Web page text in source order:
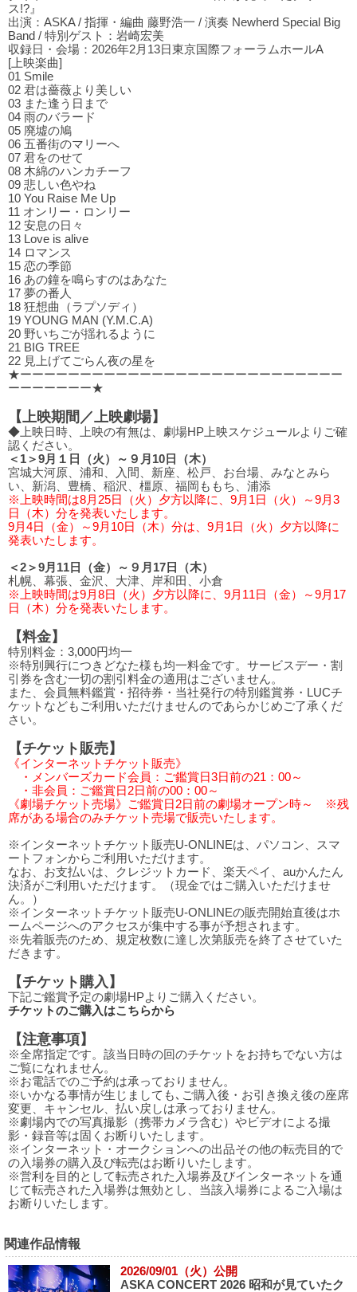
ス!?』
出演：ASKA / 指揮・編曲 藤野浩一 / 演奏 Newherd Special Big
Band / 特別ゲスト：岩崎宏美
収録日・会場：2026年2月13日東京国際フォーラムホールA
[上映楽曲]
01 Smile
02 君は薔薇より美しい
03 また逢う⽇まで
04 ⾬のバラード
05 廃墟の鳩
06 五番街のマリーへ
07 君をのせて
08 木綿のハンカチーフ
09 悲しい⾊やね
10 You Raise Me Up
11 オンリー・ロンリー
12 安息の⽇々
13 Love is alive
14 ロマンス
15 恋の季節
16 あの鐘を鳴らすのはあなた
17 夢の番⼈
18 狂想曲（ラプソディ）
19 YOUNG MAN (Y.M.C.A)
20 野いちごが揺れるように
21 BIG TREE
22 ⾒上げてごらん夜の星を
★ーーーーーーーーーーーーーーーーーーーーーーーーーーー
ーーーーーーー★
【上映期間／上映劇場】
◆上映日時、上映の有無は、劇場HP上映スケジュールよりご確
認ください。
＜1＞9月１日（火）～９月10日（木）
宮城大河原、浦和、入間、新座、松戸、お台場、みなとみら
い、新潟、豊橋、稲沢、橿原、福岡ももち、浦添
※上映時間は8月25日（火）夕方以降に、9月1日（火）～9月3
日（木）分を発表いたします。
9月4日（金）～9月10日（木）分は、9月1日（火）夕方以降に
発表いたします。
＜2＞9月11日（金）～９月17日（木）
札幌、幕張、金沢、大津、岸和田、小倉
※上映時間は9月8日（火）夕方以降に、9月11日（金）～9月17
日（木）分を発表いたします。
【料金】
特別料金：3,000円均一
※特別興行につきどなた様も均一料金です。サービスデー・割
引券を含む一切の割引料金の適用はございません。
また、会員無料鑑賞・招待券・当社発行の特別鑑賞券・LUCチ
ケットなどもご利用いただけませんのであらかじめご了承くだ
さい。
【チケット販売】
《インターネットチケット販売》
・メンバーズカード会員：ご鑑賞日3日前の21：00～
・非会員：ご鑑賞日2日前の00：00～
《劇場チケット売場》ご鑑賞日2日前の劇場オープン時～ ※残
席がある場合のみチケット売場で販売いたします。
※インターネットチケット販売U-ONLINEは、パソコン、スマ
ートフォンからご利用いただけます。
なお、お支払いは、クレジットカード、楽天ペイ、auかんたん
決済がご利用いただけます。（現金ではご購入いただけませ
ん。）
※インターネットチケット販売U-ONLINEの販売開始直後はホ
ームページへのアクセスが集中する事が予想されます。
※先着販売のため、規定枚数に達し次第販売を終了させていた
だきます。
【チケット購入】
下記ご鑑賞予定の劇場HPよりご購入ください。
チケットのご購入はこちらから
【注意事項】
※全席指定です。該当日時の回のチケットをお持ちでない方は
ご覧になれません。
※お電話でのご予約は承っておりません。
※いかなる事情が生じましても､ご購入後・お引き換え後の座席
変更、キャンセル、払い戻しは承っておりません。
※劇場内での写真撮影（携帯カメラ含む）やビデオによる撮
影・録音等は固くお断りいたします。
※インターネット・オークションへの出品その他の転売目的で
の入場券の購入及び転売はお断りいたします。
※営利を目的として転売された入場券及びインターネットを通
じて転売された入場券は無効とし、当該入場券によるご入場は
お断りいたします。
関連作品情報
2026/09/01（火）公開
ASKA CONCERT 2026 昭和が見ていたク